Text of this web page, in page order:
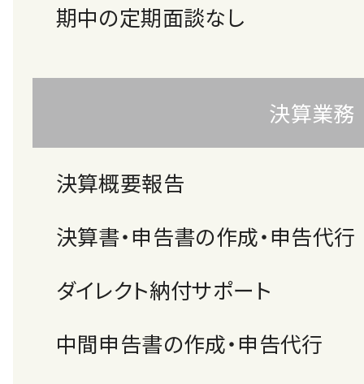
期中の定期面談なし
決算業務
決算概要報告
決算書・申告書の作成・申告代行
ダイレクト納付サポート
中間申告書の作成・申告代行